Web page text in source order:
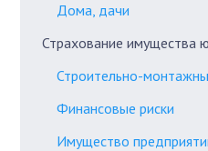
Дома, дачи
Страхование имущества
Строительно-
Финансовые риски
Имущество